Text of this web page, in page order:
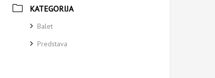
KATEGORIJA
Balet
Predstava